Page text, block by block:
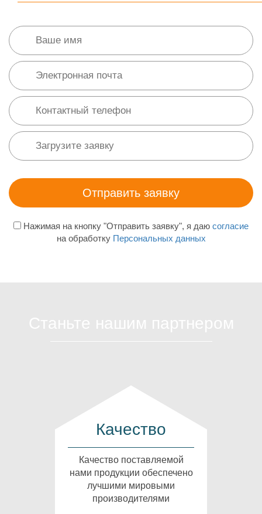
Нажимая на кнопку "Отправить заявку", я даю согласие
на обработку Персональных данных
Качество
Качество поставляемой
нами продукции обеспечено
лучшими мировыми
производителями